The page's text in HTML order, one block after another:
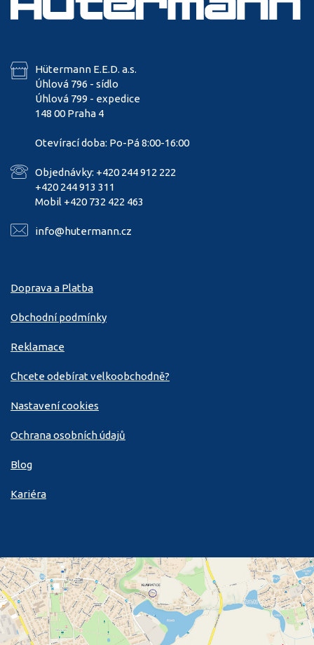
Hütermann E.E.D. a.s.
Úhlová 796 - sídlo
Úhlová 799 - expedice
148 00 Praha 4
Otevírací doba: Po-Pá 8:00-16:00
Objednávky: +420 244 912 222
+420 244 913 311
Mobil +420 732 422 463
info@hutermann.cz
Doprava a Platba
Obchodní podmínky
Reklamace
Chcete odebírat velkoobchodně?
Nastavení cookies
Ochrana osobních údajů
Blog
Kariéra